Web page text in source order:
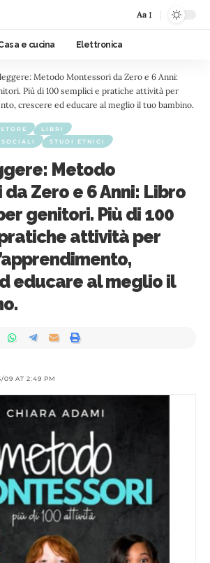
Aa
e cucina Elettronica
Metodo Montessori da Zero e 6 Anni:
Più di 100 semplici e pratiche attività per
crescere ed educare al meglio il tuo bambino.
LIBRI
STUDI ETNICI
Metodo
Zero e 6 Anni: Libro
genitori. Più di 100
attività per
educare al meglio il
09 AT 2:49 PM